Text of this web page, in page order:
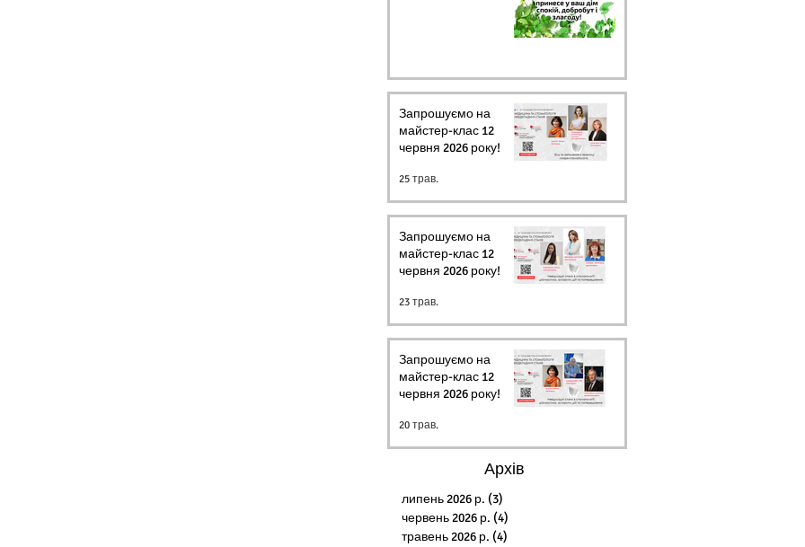
Запрошуємо на
майстер-клас 12
червня 2026 року!
25 трав.
Запрошуємо на
майстер-клас 12
червня 2026 року!
23 трав.
Запрошуємо на
майстер-клас 12
червня 2026 року!
20 трав.
Архів
липень 2026 р. (3)
червень 2026 р. (4)
травень 2026 р. (4)